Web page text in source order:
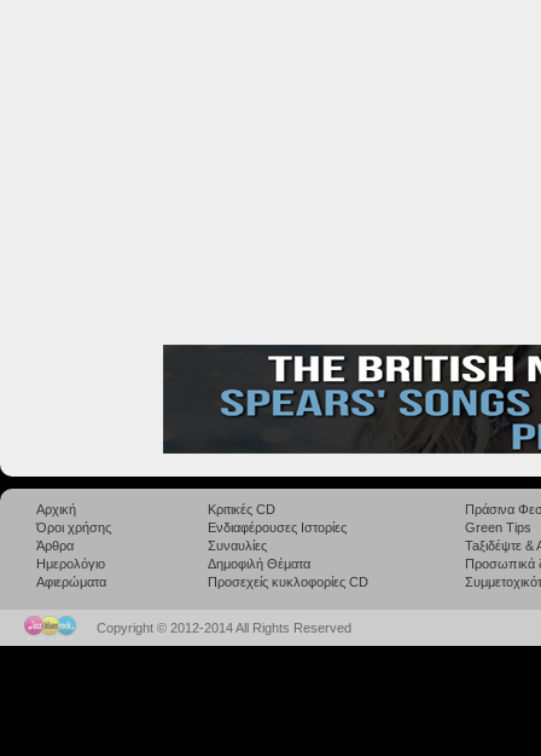
Αρχική
Όροι χρήσης
Άρθρα
Ημερολόγιο
Αφιερώματα
Κριτικές CD
Ενδιαφέρουσες Ιστορίες
Συναυλίες
Δημοφιλή Θέματα
Προσεχείς κυκλοφορίες CD
Πράσινα
Green Tips
Taξιδέψτε
Προσωπικά
Copyright © 2012-2014 All Rights Reserved